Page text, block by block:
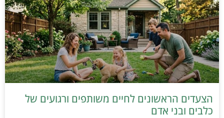
הצעדים הראשונים לחיים משותפים ורגועים של
כלבים ובני אדם